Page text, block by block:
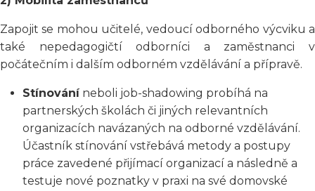
Zapojit se mohou učitelé, vedoucí odborného výcviku a
také nepedagogičtí odborníci a zaměstnanci v
počátečním i dalším odborném vzdělávání a přípravě.
Stínováníneboli job-shadowing probíhá na
partnerských školách či jiných relevantních
organizacích navázaných na odborné vzdělávání.
Účastník stínování vstřebává metody a postupy
práce zavedené přijímací organizací a následně a
testuje nové poznatky v praxi na své domovské